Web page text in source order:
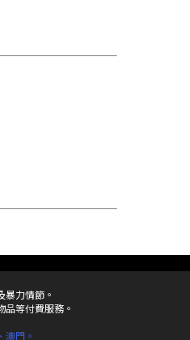
暴力情節。
等付費服務。
澳門。